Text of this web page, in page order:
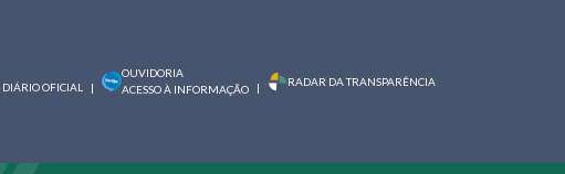
DIÁRIO OFICIAL |
OUVIDORIA
ACESSO À INFORMAÇÃO
| RADAR DA TRANSPARÊNCIA